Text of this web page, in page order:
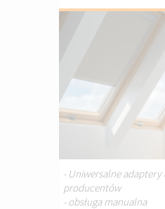
- Uniwersalne
producentów
- obsługa manualna